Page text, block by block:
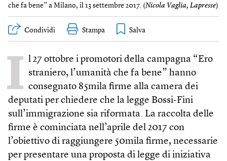
che fa bene” a Milano, il 13 settembre 2017. (Nicola Vaglia, Lapresse)
Condividi Stampa
I l 27 ottobre i promotori della campagna “Ero
straniero, l’umanità che fa bene” hanno
consegnato 85mila firme alla camera dei
deputati per chiedere che la legge Bossi-Fini
sull’immigrazione sia riformata. La raccolta delle
firme è cominciata nell’aprile del 2017 con
l’obiettivo di raggiungere 50mila firme, necessarie
per presentare una proposta di legge di iniziativa